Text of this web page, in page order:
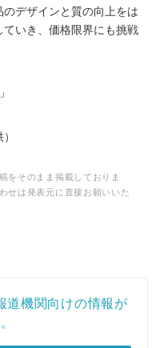
デザインと質の向上をは
いき、価格限界にも挑戦
をそのまま掲載しておりま
せは発表元に直接お願いいた
道機関向けの情報が